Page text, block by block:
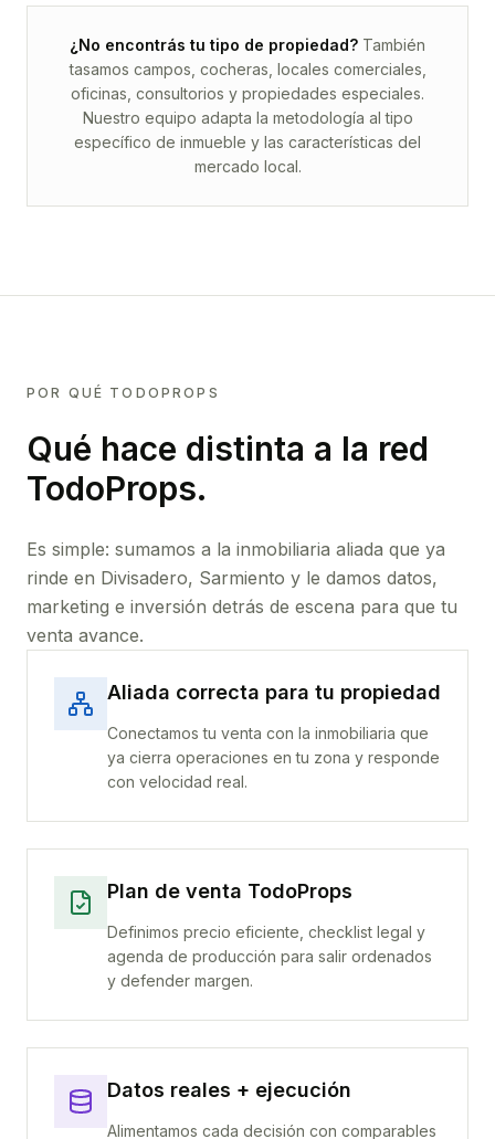
¿No encontrás tu tipo de propiedad? También
tasamos campos, cocheras, locales comerciales,
oficinas, consultorios y propiedades especiales.
Nuestro equipo adapta la metodología al tipo
específico de inmueble y las características del
mercado local.
POR QUÉ TODOPROPS
Qué hace distinta a la red
TodoProps.
Es simple: sumamos a la inmobiliaria aliada que ya
rinde en Divisadero, Sarmiento y le damos datos,
marketing e inversión detrás de escena para que tu
venta avance.
Aliada correcta para tu propiedad
Conectamos tu venta con la inmobiliaria que
ya cierra operaciones en tu zona y responde
con velocidad real.
Plan de venta TodoProps
Definimos precio eficiente, checklist legal y
agenda de producción para salir ordenados
y defender margen.
Datos reales + ejecución
Alimentamos cada decisión con comparables